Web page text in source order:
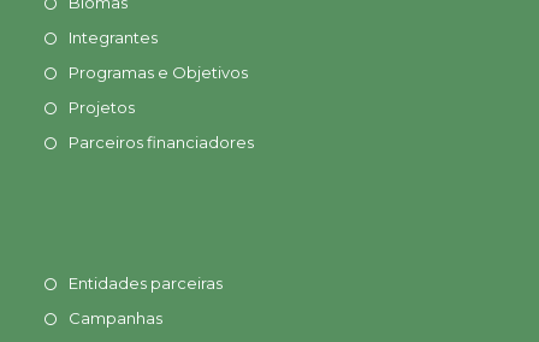
Integrantes
Programas e Objetivos
Projetos
Parceiros financiadores
Entidades parceiras
Campanhas